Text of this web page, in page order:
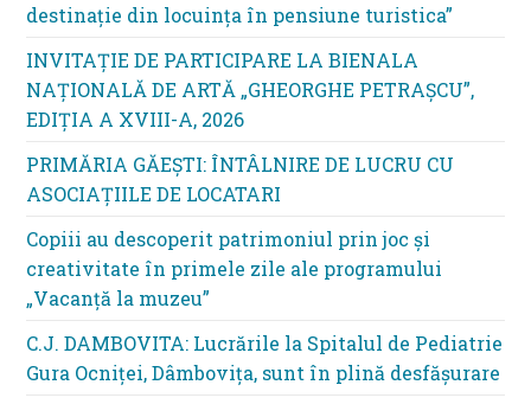
destinație din locuința în pensiune turistica”
INVITAȚIE DE PARTICIPARE LA BIENALA
NAȚIONALĂ DE ARTĂ „GHEORGHE PETRAȘCU”,
EDIŢIA A XVIII-A, 2026
PRIMĂRIA GĂEȘTI: ÎNTÂLNIRE DE LUCRU CU
ASOCIAȚIILE DE LOCATARI
Copiii au descoperit patrimoniul prin joc și
creativitate în primele zile ale programului
„Vacanță la muzeu”
C.J. DAMBOVITA: Lucrările la Spitalul de Pediatrie
Gura Ocniței, Dâmbovița, sunt în plină desfășurare